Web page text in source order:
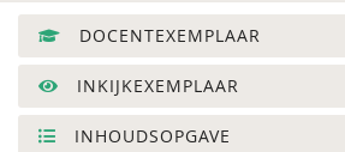
DOCENTEXEMPLAAR
INKIJKEXEMPLAAR
INHOUDSOPGAVE